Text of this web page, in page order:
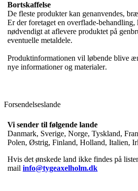
Bortskaffelse
De fleste produkter kan genanvendes,
Er der foretaget en overflade-
nødvendigt at aflevere produktet på
eventuelle metaldele.
Produktinformationen vil løbende blive
nye informationer og materialer.
Forsendelseslande
Vi sender til følgende lande
Danmark, Sverige, Norge, Tyskland,
Polen, Østrig, Finland, Holland, Italien,
Hvis det ønskede land ikke findes på
mail info@tygeaxelholm.dk